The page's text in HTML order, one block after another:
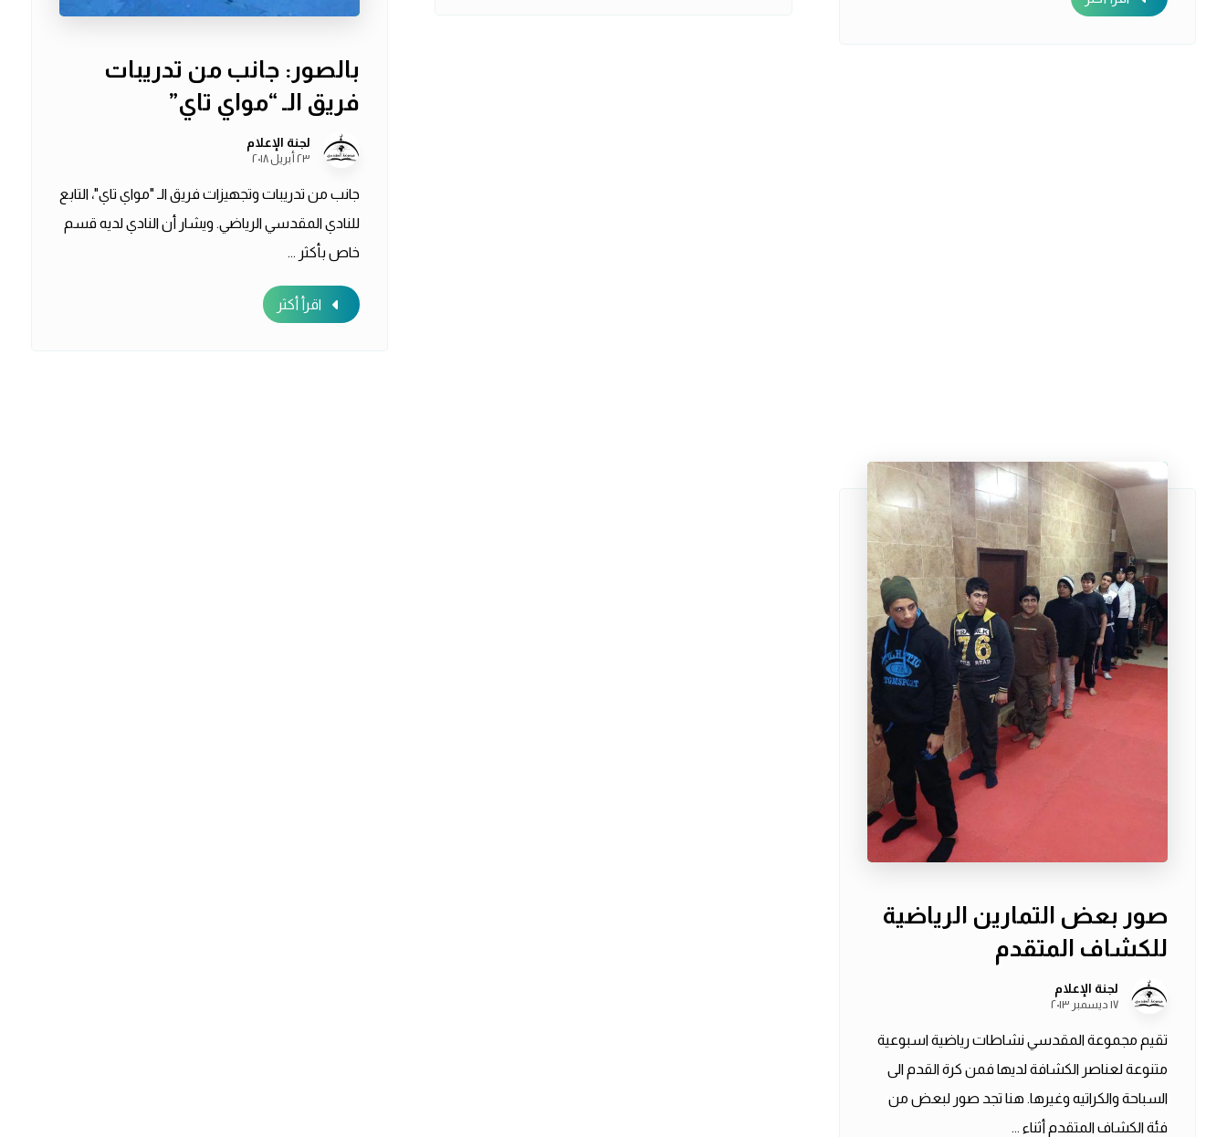
بالصور: جانب من تدريبات
فريق الـ “مواي تاي”
لجنة الإعلام
٢٣ أبريل ٢٠١٨
جانب من تدريبات وتجهيزات فريق الـ "مواي تاي"، التابع
للنادي المقدسي الرياضي. ويشار أن النادي لديه قسم
خاص بأكثر ...
اقرأ أكثر
صور بعض التمارين الرياضية
للكشاف المتقدم
لجنة الإعلام
١٧ ديسمبر ٢٠١٣
تقيم مجموعة المقدسي نشاطات رياضية اسبوعية
متنوعة لعناصر الكشافة لديها فمن كرة القدم الى
السباحة والكراتيه وغيرها. هنا تجد صور لبعض من
فئة الكشاف المتقدم أثناء ...